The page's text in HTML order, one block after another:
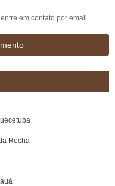
em contato por email.
Rocha